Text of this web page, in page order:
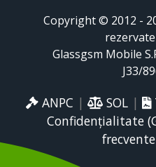
Copyright © 2012 -
Glassgsm Mobile
J33/
ANPC | SOL|
Confidențialitate
frecvente